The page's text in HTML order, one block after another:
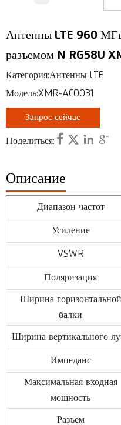
Антенна VHF, UHF
RF-коннектор
Антенны LTE 960
разъемом N RG58U
Категория:Антенны LTE
Модель:XMR-AC0031
Запрос сейчас
Поделиться:    
Описание
Диапазон частот
Усиление
VSWR
Поляризация
Ширина горизонтальной
балки
Ширина вертикального
Импеданс
Максимальная входная
мощность
Разъем